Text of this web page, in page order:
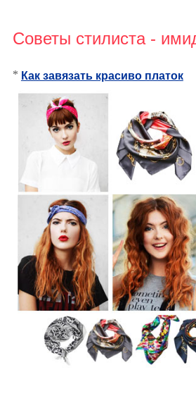
Советы стилиста -
* Как завязать красиво платок